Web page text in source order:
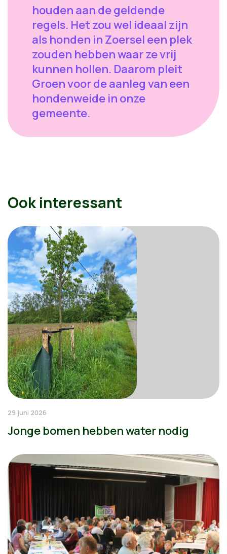
houden aan de geldende
regels. Het zou wel ideaal zijn
als honden in Zoersel een plek
zouden hebben waar ze vrij
kunnen hollen. Daarom pleit
Groen voor de aanleg van een
hondenweide in onze
gemeente.
Ook interessant
29 juni 2026
Jonge bomen hebben water nodig